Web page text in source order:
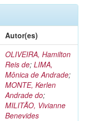
Autor(es)
OLIVEIRA, Hamilton
Reis de; LIMA,
Mônica de Andrade;
MONTE, Kerlen
Andrade do;
MILITÃO, Vivianne
Benevides